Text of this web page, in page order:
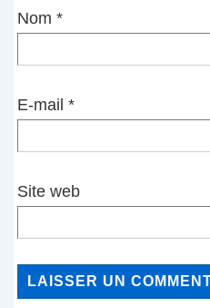
Nom *
E-mail *
Site web